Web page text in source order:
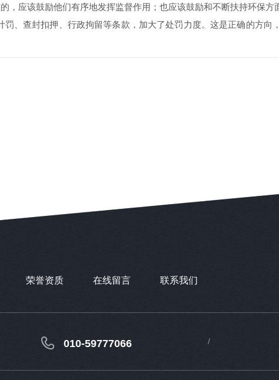
，应该鼓励他们有序地发挥监督作用；也应该鼓励和不断扶持环保
、查封扣押、行政拘留等条款，加大了处罚力度。这是正确的方向
荣誉资质 在线留言 联系我们
010-59777066